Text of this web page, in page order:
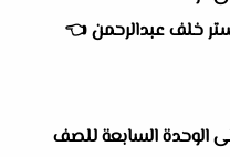
👈
الوحدة السابعة للصف